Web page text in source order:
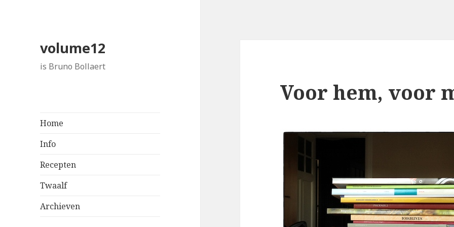
volume12
is Bruno Bollaert
Home
Info
Recepten
Twaalf
Archieven
Voor hem, voor